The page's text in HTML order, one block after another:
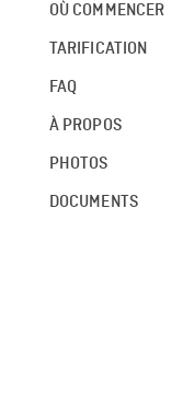
OÙ COMMENCER
TARIFICATION
FAQ
À PROPOS
PHOTOS
DOCUMENTS